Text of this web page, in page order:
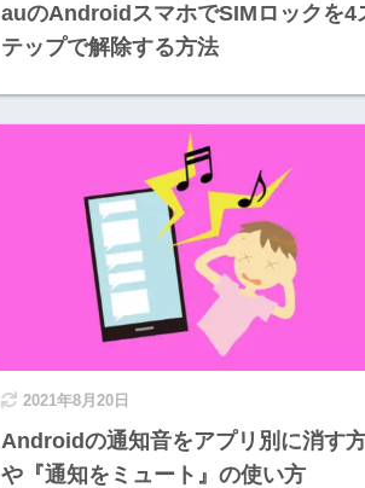
auのAndroidスマホでSIMロックを4
テップで解除する方法
2021年8月20日
Androidの通知音をアプリ別に消す
や『通知をミュート』の使い方